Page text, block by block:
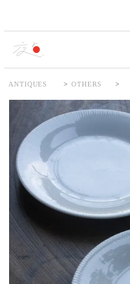
ANTIQUES > OTHERS >